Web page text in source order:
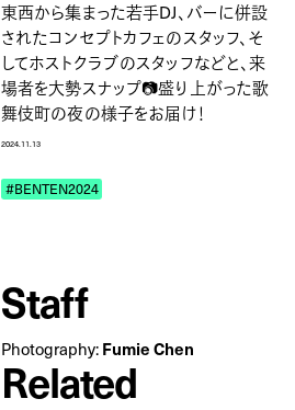
東西から集まった若手DJ、バーに併設
されたコンセプトカフェのスタッフ、そ
してホストクラブのスタッフなどと、来
場者を大勢スナップ📷盛り上がった歌
舞伎町の夜の様子をお届け！
2024.11.13
#BENTEN2024
Staff
Photography: Fumie Chen
Related